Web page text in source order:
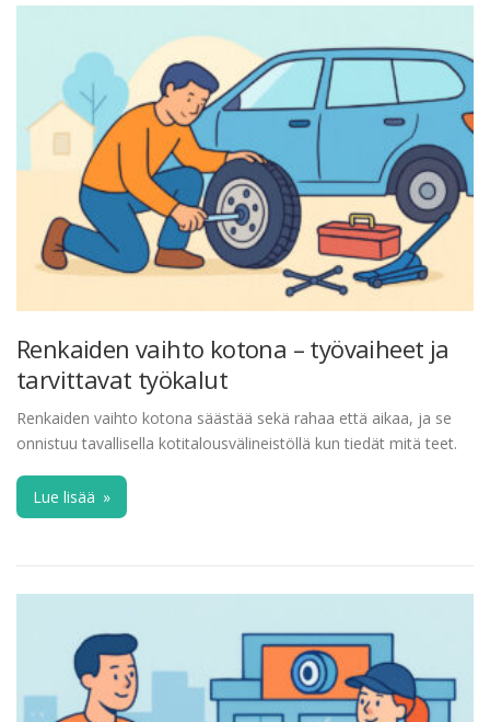
Renkaiden vaihto kotona – työvaiheet ja
tarvittavat työkalut
Renkaiden vaihto kotona säästää sekä rahaa että aikaa, ja se
onnistuu tavallisella kotitalousvälineistöllä kun tiedät mitä teet.
Lue lisää »